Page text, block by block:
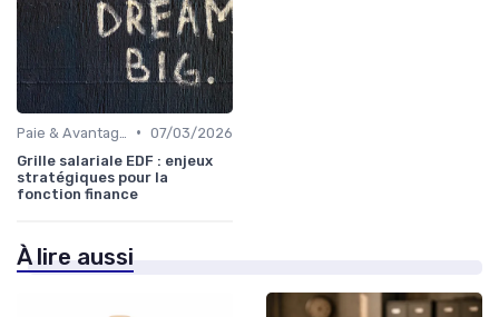
• 07/03/2026
Grille salariale EDF : enjeux
stratégiques pour la
fonction finance
À lire aussi